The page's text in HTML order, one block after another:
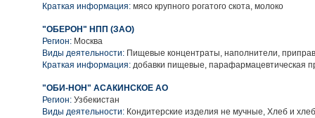
Краткая информация: мясо крупного рогатого скота, молоко
"ОБЕРОН" НПП (ЗАО)
Регион: Москва
Виды деятельности: Пищевые концентраты, наполнители,
Краткая информация: добавки пищевые, парафармацевтическая
"ОБИ-НОН" АСАКИНСКОЕ АО
Регион: Узбекистан
Виды деятельности: Кондитерские изделия не мучные, Хлеб и